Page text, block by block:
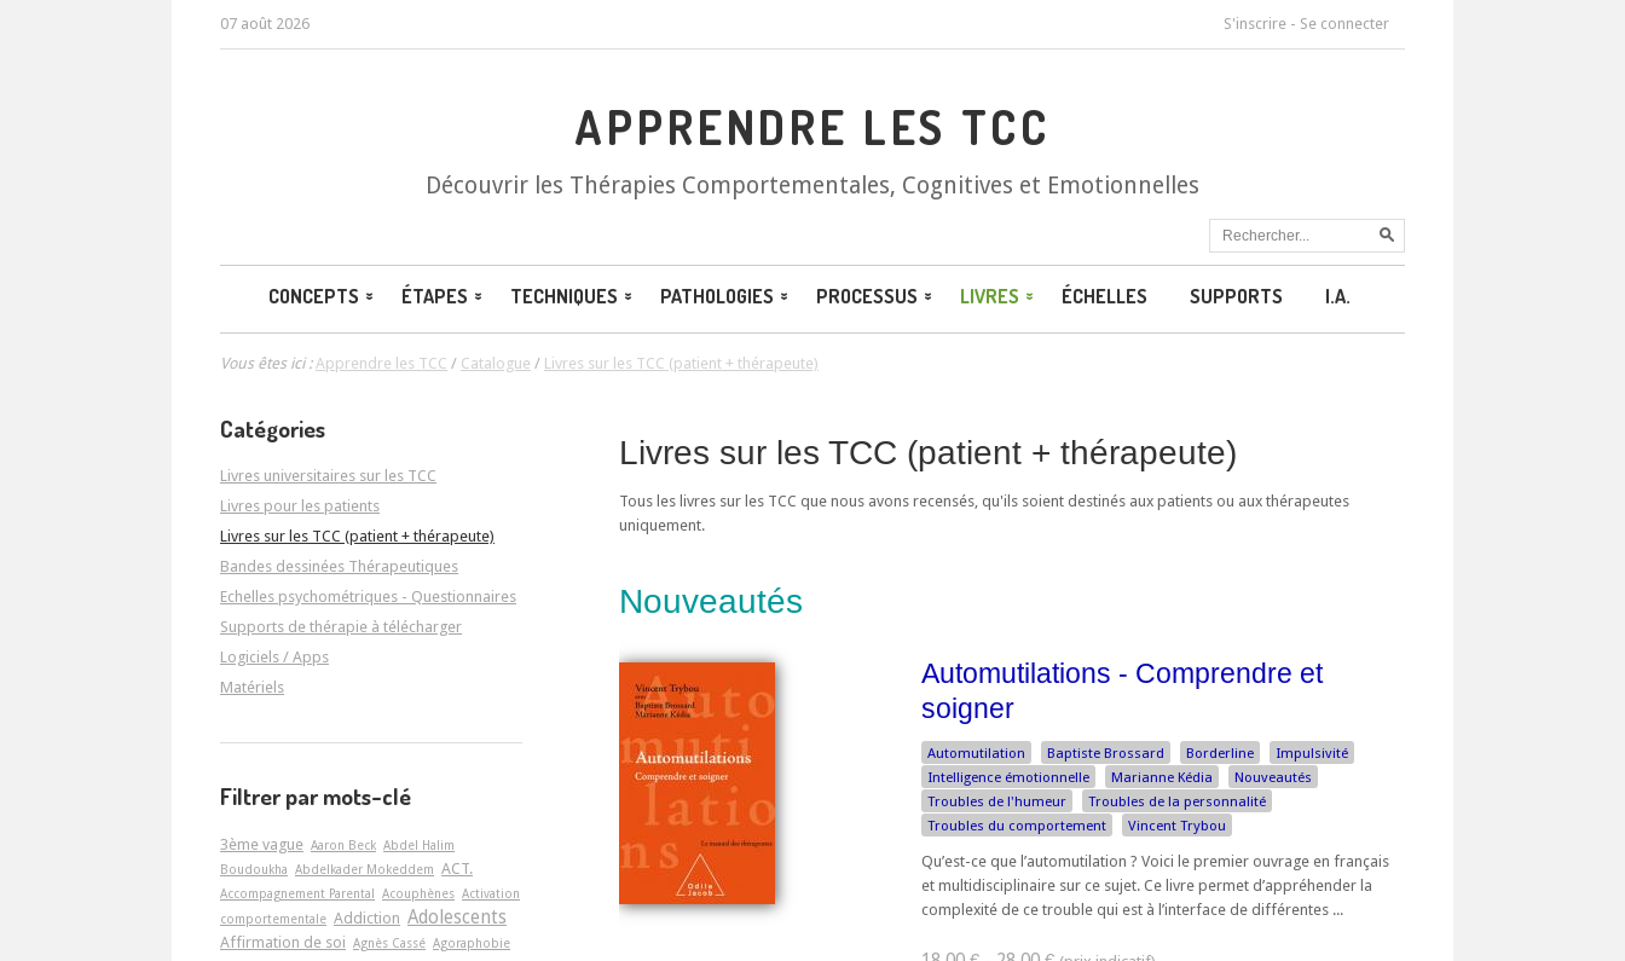
07 août 2026 S'inscrire - Se connecter
APPRENDRE LES TCC
Découvrir les Thérapies Comportementales, Cognitives et Emotionnelles
CONCEPTS ÉTAPES TECHNIQUES PATHOLOGIES PROCESSUS LIVRES ÉCHELLES SUPPORTS I.A.
Vous êtes ici :Apprendre les TCC / Catalogue / Livres sur les TCC (patient + thérapeute)
Livres sur les TCC (patient + thérapeute)
Tous les livres sur les TCC que nous avons recensés, qu'ils soient destinés aux patients ou aux thérapeutes
uniquement.
Nouveautés
Automutilations - Comprendre et
soigner
Automutilation Baptiste Brossard Borderline
Impulsivité
Intelligence émotionnelle
Marianne Kédia
Nouveautés
Troubles de l'humeur
Troubles de la personnalité
Troubles du comportement
Vincent Trybou
Qu’est-ce que l’automutilation ? Voici le premier ouvrage en français
et multidisciplinaire sur ce sujet. Ce livre permet d’appréhender la
complexité de ce trouble qui est à l’interface de différentes ...
Catégories
Livres universitaires sur les TCC
Livres pour les patients
Livres sur les TCC (patient + thérapeute)
Bandes dessinées Thérapeutiques
Echelles psychométriques - Questionnaires
Supports de thérapie à télécharger
Logiciels / Apps
Matériels
Filtrer par mots-clé
3ème vague Aaron Beck Abdel Halim
Boudoukha Abdelkader Mokeddem ACT.
Accompagnement Parental Acouphènes Activation
comportementale Addiction Adolescents
Affirmation de soi Agnès Cassé Agoraphobie